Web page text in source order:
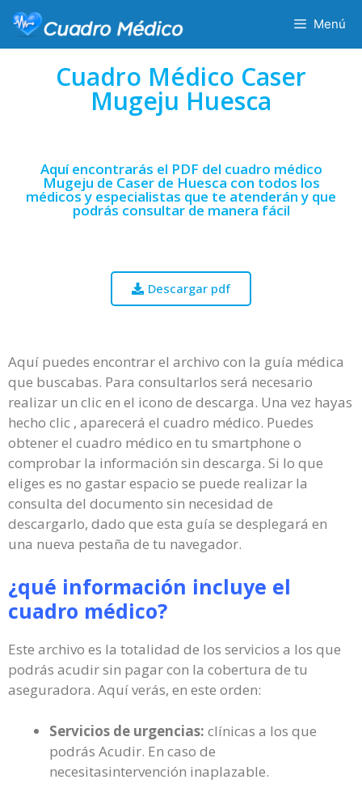
Menú
Cuadro Médico Caser
Mugeju Huesca
Aquí encontrarás el PDF del cuadro médico
Mugeju de Caser de Huesca con todos los
médicos y especialistas que te atenderán y que
podrás consultar de manera fácil
Descargar pdf
Aquí puedes encontrar el archivo con la guía médica
que buscabas. Para consultarlos será necesario
realizar un clic en el icono de descarga. Una vez hayas
hecho clic , aparecerá el cuadro médico. Puedes
obtener el cuadro médico en tu smartphone o
comprobar la información sin descarga. Si lo que
eliges es no gastar espacio se puede realizar la
consulta del documento sin necesidad de
descargarlo, dado que esta guía se desplegará en
una nueva pestaña de tu navegador.
¿qué información incluye el
cuadro médico?
Este archivo es la totalidad de los servicios a los que
podrás acudir sin pagar con la cobertura de tu
aseguradora. Aquí verás, en este orden:
Servicios de urgencias: clínicas a los que
podrás Acudir. En caso de
necesitasintervención inaplazable.